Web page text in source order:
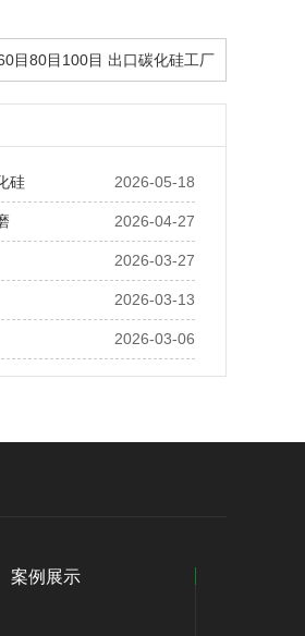
目80目100目 出口碳化硅工厂
2026-05-18
硅
2026-04-27
2026-03-27
2026-03-13
2026-03-06
案例展示